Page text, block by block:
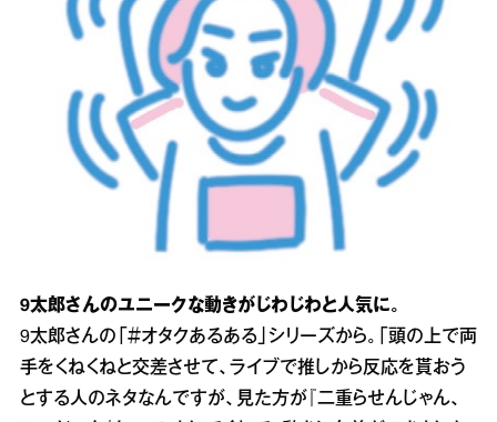
9太郎さんのユニークな動きがじわじわと人気に。
9太郎さんの「＃オタクあるある」シリーズから。「頭の上で両
手をくねくねと交差させて、ライブで推しから反応を貰おう
とする人のネタなんですが、見た方が『二重らせんじゃん、